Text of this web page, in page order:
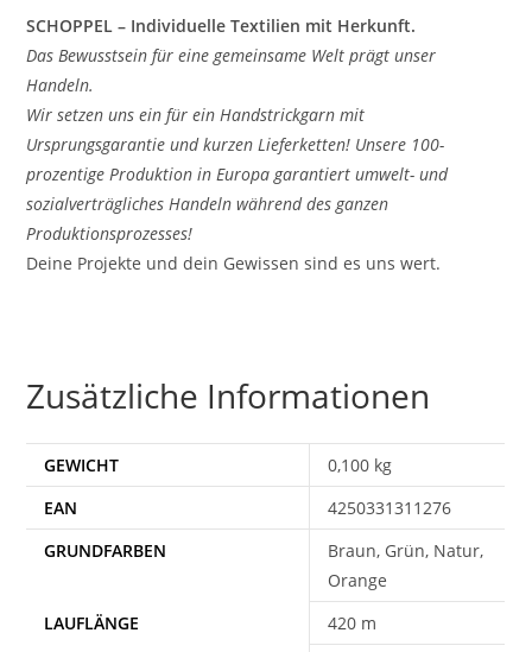
SCHOPPEL – Individuelle Textilien mit Herkunft.
Das Bewusstsein für eine gemeinsame Welt prägt unser
Handeln.
Wir setzen uns ein für ein Handstrickgarn mit
Ursprungsgarantie und kurzen Lieferketten! Unsere 100-
prozentige Produktion in Europa garantiert umwelt- und
sozialverträgliches Handeln während des ganzen
Produktionsprozesses!
Deine Projekte und dein Gewissen sind es uns wert.
Zusätzliche Informationen
GEWICHT
0,100 kg
EAN
4250331311276
Braun, Grün, Natur,
Orange
420 m